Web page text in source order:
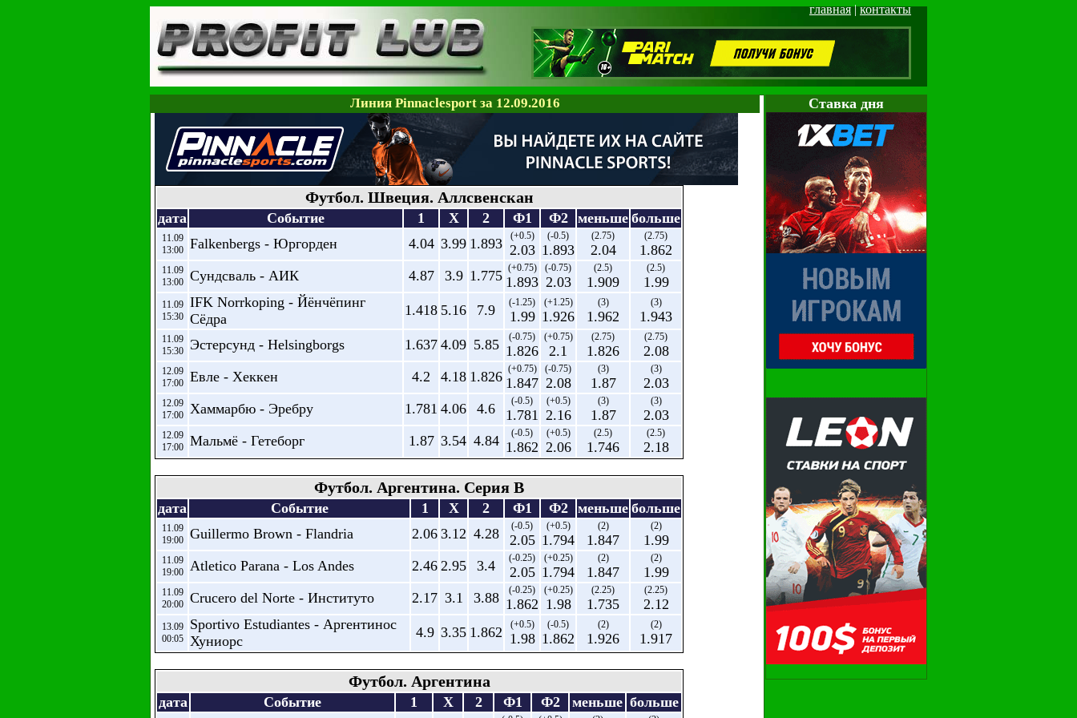
главная|контакты
Cтавка дня
Линия Pinnaclesport за 12.09.2016
Футбол. Швеция. Аллсвенскан
дата Событие 1 X 2 Ф1 Ф2 меньше больше
11.09
13:00
Falkenbergs - Юргорден 4.04 3.99 1.893 (+0.5)
2.03
(-0.5)
1.893
(2.75)
2.04
(2.75)
1.862
11.09
13:00
Сундсваль - АИК 4.87 3.9 1.775 (+0.75)
1.893
(-0.75)
2.03
(2.5)
1.909
(2.5)
1.99
11.09
15:30
IFK Norrkoping - Йёнчёпинг
Сёдра
1.418 5.16 7.9 (-1.25)
1.99
(+1.25)
1.926
(3)
1.962
(3)
1.943
11.09
15:30
Эстерсунд - Helsingborgs 1.637 4.09 5.85 (-0.75)
1.826
(+0.75)
2.1
(2.75)
1.826
(2.75)
2.08
12.09
17:00
Евле - Хеккен 4.2 4.18 1.826 (+0.75)
1.847
(-0.75)
2.08
(3)
1.87
(3)
2.03
12.09
17:00
Хаммарбю - Эребру 1.781 4.06 4.6 (-0.5)
1.781
(+0.5)
2.16
(3)
1.87
(3)
2.03
12.09
17:00
Мальмё - Гетеборг 1.87 3.54 4.84 (-0.5)
1.862
(+0.5)
2.06
(2.5)
1.746
(2.5)
2.18
Футбол. Аргентина. Серия В
дата Событие 1 X 2 Ф1 Ф2 меньше больше
11.09
19:00
Guillermo Brown - Flandria 2.06 3.12 4.28 (-0.5)
2.05
(+0.5)
1.794
(2)
1.847
(2)
1.99
11.09
19:00
Atletico Parana - Los Andes 2.46 2.95 3.4 (-0.25)
2.05
(+0.25)
1.794
(2)
1.847
(2)
1.99
11.09
20:00
Crucero del Norte - Институто 2.17 3.1 3.88 (-0.25)
1.862
(+0.25)
1.98
(2.25)
1.735
(2.25)
2.12
13.09
00:05
Sportivo Estudiantes - Аргентинос
Хуниорс
4.9 3.35 1.862 (+0.5)
1.98
(-0.5)
1.862
(2)
1.926
(2)
1.917
Футбол. Аргентина
дата Событие 1 X 2 Ф1 Ф2 меньше больше